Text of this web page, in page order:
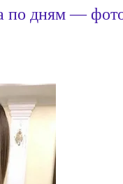
по дням —